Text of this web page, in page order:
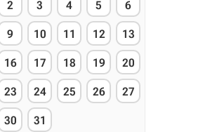
2 3 4 5 6
9 10 11 12 13
16 17 18 19 20
23 24 25 26 27
30 31